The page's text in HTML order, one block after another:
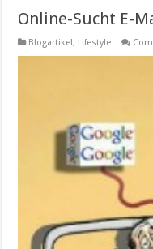
Online-Sucht E-
Blogartikel, Lifestyle